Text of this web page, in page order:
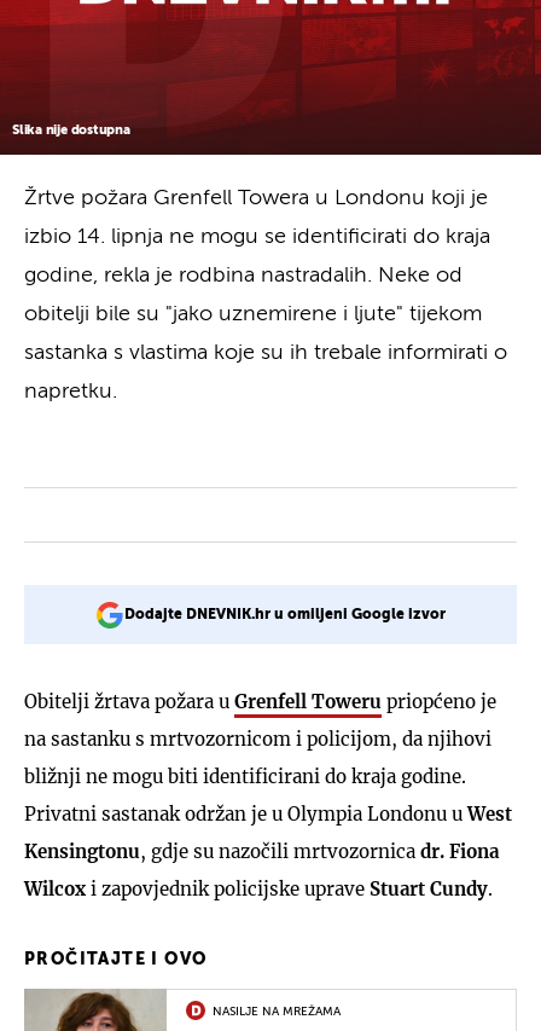
Slika nije dostupna
Žrtve požara Grenfell Towera u Londonu koji je
izbio 14. lipnja ne mogu se identificirati do kraja
godine, rekla je rodbina nastradalih. Neke od
obitelji bile su "jako uznemirene i ljute" tijekom
sastanka s vlastima koje su ih trebale informirati o
napretku.
Dodajte DNEVNIK.hr u omiljeni Google izvor
Obitelji žrtava požara u Grenfell Toweru priopćeno je
na sastanku s mrtvozornicom i policijom, da njihovi
bližnji ne mogu biti identificirani do kraja godine.
Privatni sastanak održan je u Olympia Londonu uWest
Kensingtonu, gdje su nazočili mrtvozornica dr. Fiona
Wilcox i zapovjednik policijske uprave Stuart Cundy.
PROČITAJTE I OVO
NASILJE NA MREŽAMA